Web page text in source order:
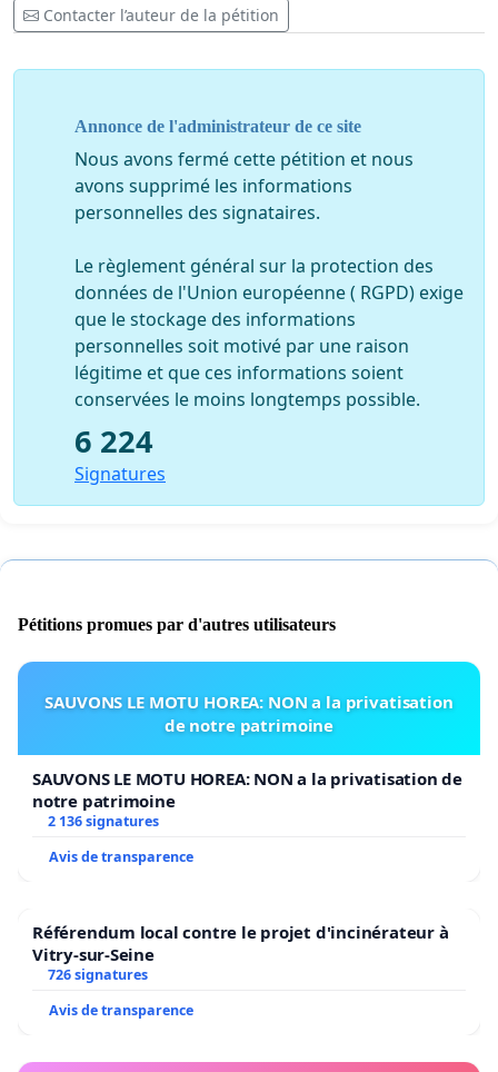
Et puis si comme moi, vous trouvez honteux la manière
Depuis le debuttttttt !!!
Si comme moi vous ne comprenez pas comment on
alors signez cette pétition et partagez-la afin que le plus
grand nombre là signe !
elle-même à sa propre image et à celle de Monsieur
Guy Noves !
Si vous vous souhaitez le renvoie de Bernard Laporte
signez cette pétition là également
https://www.petitions24.net/
Contacter l’auteur de la pétition
Annonce de l'administrateur de ce site
Nous avons fermé cette pétition et nous
avons supprimé les informations
personnelles des signataires.
Le règlement général sur la protection des
données de l'Union européenne ( RGPD) exige
que le stockage des informations
personnelles soit motivé par une raison
légitime et que ces informations soient
conservées le moins longtemps possible.
6 224
Signatures
Pétitions promues par d'autres utilisateurs
SAUVONS LE MOTU HOREA: NON a la privatisation
de notre patrimoine
SAUVONS LE MOTU HOREA: NON a la privatisation de
notre patrimoine
2 136 signatures
Avis de transparence
Référendum local contre le projet d'incinérateur à
Vitry-sur-Seine
726 signatures
Avis de transparence